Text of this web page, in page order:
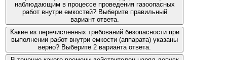
наблюдающим в процессе проведения газоопасных
работ внутри емкостей? Выберите правильный
вариант ответа.
Какие из перечисленных требований безопасности при
выполнении работ внутри емкости (аппарата) указаны
верно? Выберите 2 варианта ответа.